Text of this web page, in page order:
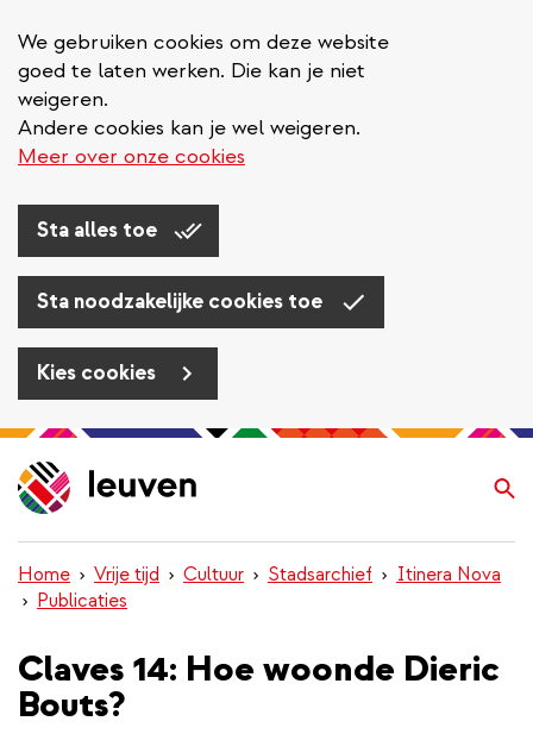
We gebruiken cookies om deze website
goed te laten werken. Die kan je niet
weigeren.
Andere cookies kan je wel weigeren.
Meer over onze cookies
Sta alles toe
Sta noodzakelijke cookies toe
Kies cookies
Overslaan
en
naar
inhoud
gaan
Home Vrije tijd Cultuur Stadsarchief
Itinera Nova
Publicaties
Claves 14: Hoe woonde Dieric
Bouts?